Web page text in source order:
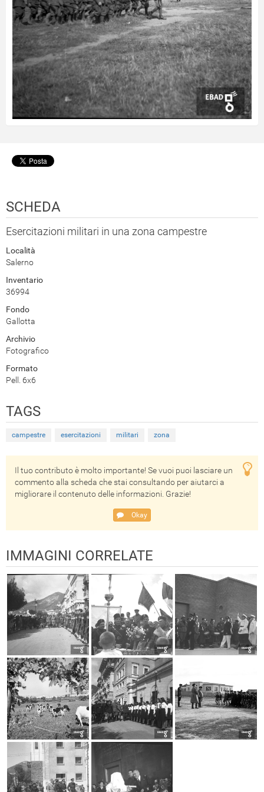
SCHEDA
Esercitazioni militari in una zona campestre
Località
Salerno
Inventario
36994
Fondo
Gallotta
Archivio
Fotografico
Formato
Pell. 6x6
TAGS
campestre esercitazioni militari zona
Il tuo contributo è molto importante! Se vuoi puoi lasciare un
commento alla scheda che stai consultando per aiutarci a
migliorare il contenuto delle informazioni. Grazie!
Okay
IMMAGINI CORRELATE